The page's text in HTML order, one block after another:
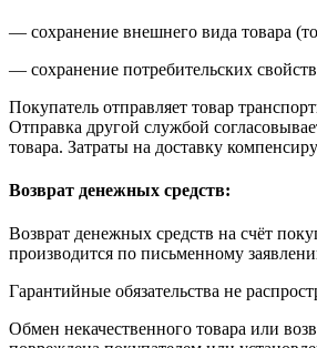
— сохранение внешнего вида товара
— сохранение потребительских
Покупатель отправляет товар
Отправка другой службой
товара. Затраты на доставку
Возврат денежных средств:
Возврат денежных средств на счёт
производится по письменному
Гарантийные обязательства не
Обмен некачественного товара или